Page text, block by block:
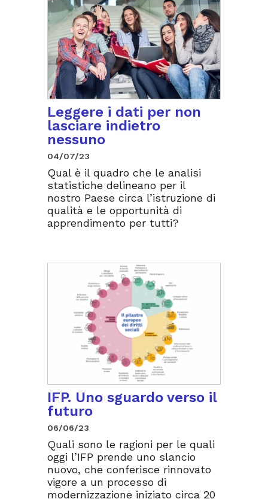
Leggere i dati per non
lasciare indietro
nessuno
04/07/23
Qual è il quadro che le analisi
statistiche delineano per il
nostro Paese circa l’istruzione di
qualità e le opportunità di
apprendimento per tutti?
IFP. Uno sguardo verso il
futuro
06/06/23
Quali sono le ragioni per le quali
oggi l’IFP prende uno slancio
nuovo, che conferisce rinnovato
vigore a un processo di
modernizzazione iniziato circa 20